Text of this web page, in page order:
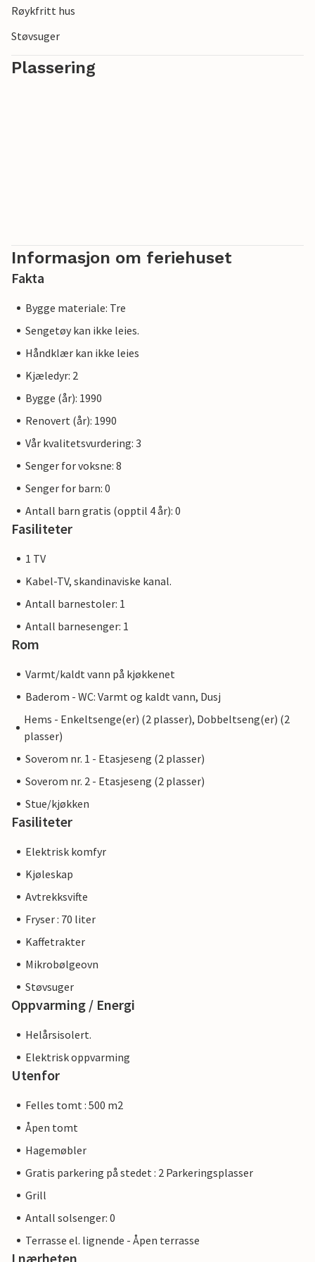
Røykfritt hus
Støvsuger
Plassering
Informasjon om feriehuset
Fakta
Bygge materiale: Tre
Sengetøy kan ikke leies.
Håndklær kan ikke leies
Kjæledyr: 2
Bygge (år): 1990
Renovert (år): 1990
Vår kvalitetsvurdering: 3
Senger for voksne: 8
Senger for barn: 0
Antall barn gratis (opptil 4 år): 0
Fasiliteter
1 TV
Kabel-TV, skandinaviske kanal.
Antall barnestoler: 1
Antall barnesenger: 1
Rom
Varmt/kaldt vann på kjøkkenet
Baderom - WC: Varmt og kaldt vann, Dusj
Hems - Enkeltsenge(er) (2 plasser), Dobbeltseng(er) (2
plasser)
Soverom nr. 1 - Etasjeseng (2 plasser)
Soverom nr. 2 - Etasjeseng (2 plasser)
Stue/kjøkken
Fasiliteter
Elektrisk komfyr
Kjøleskap
Avtrekksvifte
Fryser : 70 liter
Kaffetrakter
Mikrobølgeovn
Støvsuger
Oppvarming / Energi
Helårsisolert.
Elektrisk oppvarming
Utenfor
Felles tomt : 500 m2
Åpen tomt
Hagemøbler
Gratis parkering på stedet : 2 Parkeringsplasser
Grill
Antall solsenger: 0
Terrasse el. lignende - Åpen terrasse
I nærheten